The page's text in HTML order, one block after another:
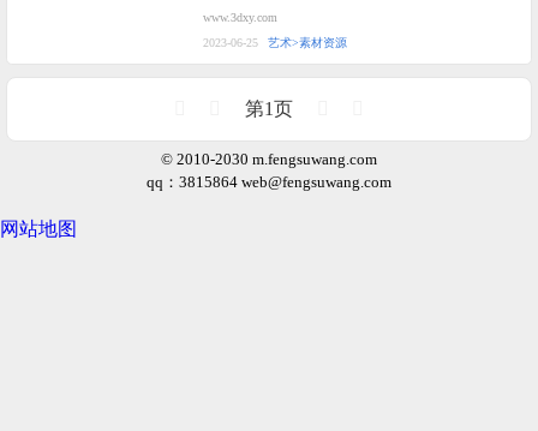
www.3dxy.com
2023-06-25
艺术>素材资源
第1页
© 2010-2030 m.fengsuwang.com
qq：3815864 web@fengsuwang.com
网站地图